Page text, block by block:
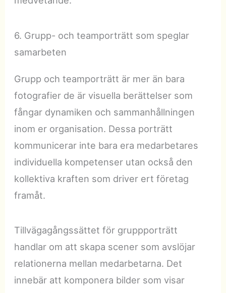
6. Grupp- och teamporträtt som speglar
samarbeten
Grupp och teamporträtt är mer än bara
fotografier de är visuella berättelser som
fångar dynamiken och sammanhållningen
inom er organisation. Dessa porträtt
kommunicerar inte bara era medarbetares
individuella kompetenser utan också den
kollektiva kraften som driver ert företag
framåt.
Tillvägagångssättet för gruppporträtt
handlar om att skapa scener som avslöjar
relationerna mellan medarbetarna. Det
innebär att komponera bilder som visar